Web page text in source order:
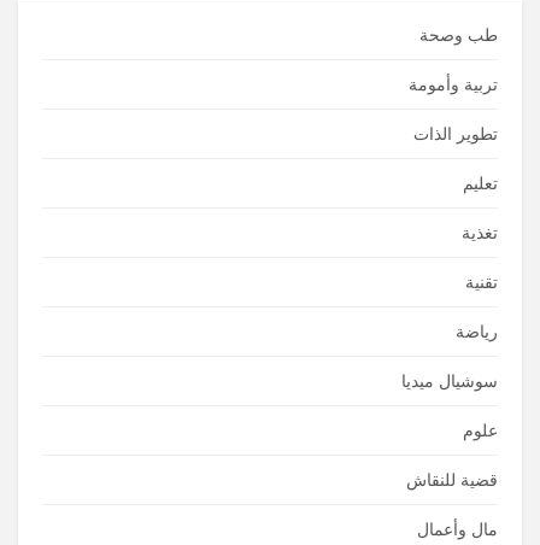
طب وصحة
تربية وأمومة
تطوير الذات
تعليم
تغذية
تقنية
رياضة
سوشيال ميديا
علوم
قضية للنقاش
مال وأعمال